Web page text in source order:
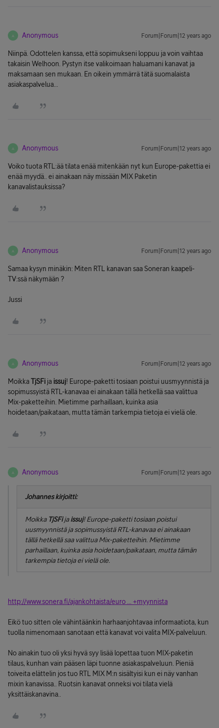
A Anonymous Forum|Forum|12 years ago
Niinpä. Odottelen kanssa, että sopimukseni loppuu ja voin vaihtaa
takaisin Welhoon. Pystyn itse valikoimaan haluamani kanavat ja
maksamaan sen mukaan. En oikein ymmärrä tätä suomalaista
asiakaspalvelua...
A Anonymous Forum|Forum|12 years ago
Voiko tuota RTL:ää tilata enää mitenkään nyt kun Europe-pakettia ei
enää myydä.. ei ainakaan näy missään MIX Paketin
kanavalistauksissa?
A Anonymous Forum|Forum|12 years ago
Samaa kysyn minäkin: Miten RTL kanavan saa Soneran kaapeli-
TV:ssä näkymään ?
Jussi
A Anonymous Forum|Forum|12 years ago
MoikkaTjSFi ja issuj! Europe-paketti tosiaan poistui uusmyynnistä ja
sopimussyistä RTL-kanavaa ei ainakaan tällä hetkellä saa valittua
Mix-paketteihin. Mietimme parhaillaan, kuinka asia
hoidetaan/paikataan, mutta tämän tarkempia tietoja ei vielä ole.
A Anonymous Forum|Forum|12 years ago
Johannes kirjoitti:
Moikka TjSFijaissuj! Europe-paketti tosiaan poistui
uusmyynnistä ja sopimussyistä RTL-kanavaa ei ainakaan
tällä hetkellä saa valittua Mix-paketteihin. Mietimme
parhaillaan, kuinka asia hoidetaan/paikataan, mutta tämän
tarkempia tietoja ei vielä ole.
http://www.sonera.fi/ajankohtaista/euro ... +myynnista
Eikö tuo sitten ole vähintäänkin harhaanjohtavaa informaatiota, kun
tuolla nimenomaan sanotaan että kanavat voi valita MIX-palveluun.
No ainakin tuo oli yksi hyvä syy lisää lopettaa tuon MIX-paketin
tilaus, kunhan vain pääsen läpi tuonne asiakaspalveluun. Pieniä
toiveita elättelin jos tuo RTL MIX M:n sisältyisi kun ei näy vanhan
mixin kanavissa.. Ruotsin kanavat onneksi voi tilata vielä
yksittäiskanavina..